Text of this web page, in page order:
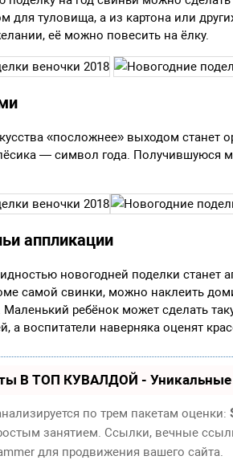
для туловища, а из картона или
её можно повесить на ёлку.
«посложнее» выходом станет
— символ года. Получившуюся
аппликации
новогодней поделки станет
самой свинки, можно наклеить
ребёнок может сделать
а воспитатели наверняка оценят
В ТОП КУВАЛДОЙ - Уникальные
по трем пакетам оценки:
занятием. Ссылки, вечные
для продвижения вашего сайта.